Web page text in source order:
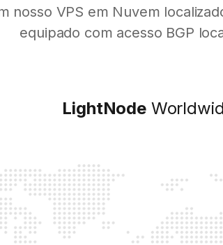
nosso VPS em Nuvem
equipado com acesso BGP
LightNode